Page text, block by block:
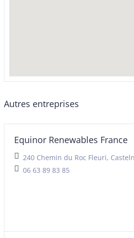
Autres entreprises
Equinor Renewables France
240 Chemin du Roc Fleuri,
06 63 89 83 85